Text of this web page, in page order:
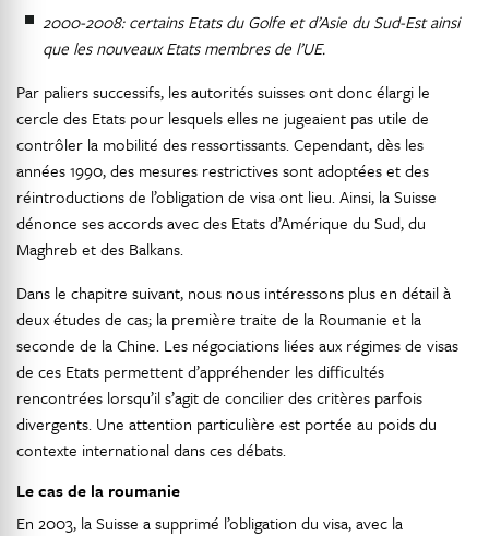
2000-2008: certains Etats du Golfe et d’Asie du Sud-Est ainsi
que les nouveaux Etats membres de l’UE.
Par paliers successifs, les autorités suisses ont donc élargi le
cercle des Etats pour lesquels elles ne jugeaient pas utile de
contrôler la mobilité des ressortissants. Cependant, dès les
années 1990, des mesures restrictives sont adoptées et des
réintroductions de l’obligation de visa ont lieu. Ainsi, la Suisse
dénonce ses accords avec des Etats d’Amérique du Sud, du
Maghreb et des Balkans.
Dans le chapitre suivant, nous nous intéressons plus en détail à
deux études de cas; la première traite de la Roumanie et la
seconde de la Chine. Les négociations liées aux régimes de visas
de ces Etats permettent d’appréhender les difficultés
rencontrées lorsqu’il s’agit de concilier des critères parfois
divergents. Une attention particulière est portée au poids du
contexte international dans ces débats.
Le cas de la roumanie
En 2003, la Suisse a supprimé l’obligation du visa, avec la